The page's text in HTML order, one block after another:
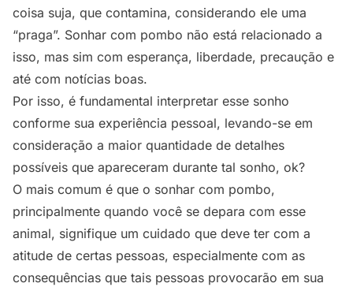
coisa suja, que contamina, considerando ele uma
“praga”. Sonhar com pombo não está relacionado a
isso, mas sim com esperança, liberdade, precaução e
até com notícias boas.
Por isso, é fundamental interpretar esse sonho
conforme sua experiência pessoal, levando-se em
consideração a maior quantidade de detalhes
possíveis que apareceram durante tal sonho, ok?
O mais comum é que o sonhar com pombo,
principalmente quando você se depara com esse
animal, signifique um cuidado que deve ter com a
atitude de certas pessoas, especialmente com as
consequências que tais pessoas provocarão em sua